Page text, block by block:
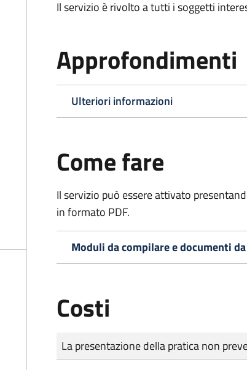
Il servizio è rivolto a tutti i soggetti
Approfondimenti
Ulteriori informazioni
Come fare
Il servizio può essere attivato
in formato PDF.
Moduli da compilare e documenti
Costi
Tipo di pagamento
Importo
La presentazione della pratica non